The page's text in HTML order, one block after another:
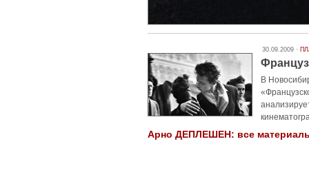
30.09.2009 ·
В
Арно ДЕПЛЕШЕН: все